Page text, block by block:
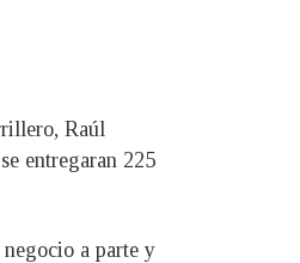
Raúl
entregaran 225
a parte y